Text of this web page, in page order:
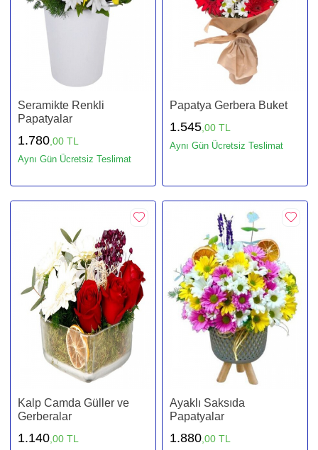
Seramikte Renkli
Papatyalar
1.780 ,00 TL
Aynı Gün Ücretsiz Teslimat
Papatya Gerbera Buket
1.545 ,00 TL
Aynı Gün Ücretsiz Teslimat
Kalp Camda Güller ve
Gerberalar
1.140 ,00 TL
Ayaklı Saksıda
Papatyalar
1.880 ,00 TL